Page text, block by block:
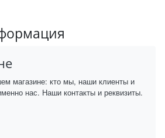
магазине: кто мы, наши клиенты и
нас. Наши контакты и реквизиты.